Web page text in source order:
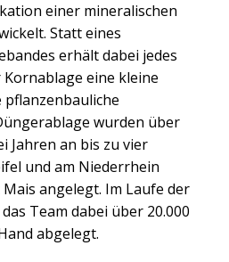
einer mineralischen
Statt eines
erhält dabei jedes
eine kleine
wurden über
Jahren an bis zu vier
und am Niederrhein
angelegt. Im Laufe der
Team dabei über 20.000
abgelegt.